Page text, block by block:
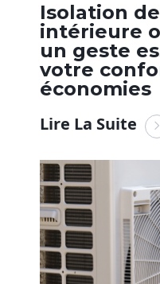
Isolation
intérieure
un geste
votre
économies
Lire La Suite